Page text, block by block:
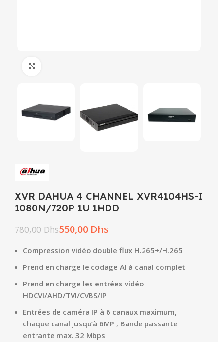
XVR DAHUA 4 CHANNEL XVR4104HS-I
1080N/720P 1U 1HDD
780,00Dhs550,00 Dhs
Compression vidéo double flux H.265+/H.265
Prend en charge le codage AI à canal complet
Prend en charge les entrées vidéo
HDCVI/AHD/TVI/CVBS/IP
Entrées de caméra IP à 6 canaux maximum,
chaque canal jusqu’à 6MP ; Bande passante
entrante max. 32 Mbps